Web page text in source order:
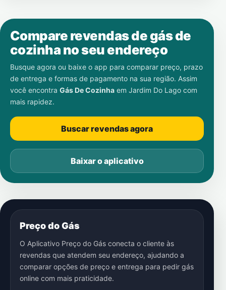
Compare revendas de gás de
cozinha no seu endereço
Busque agora ou baixe o app para comparar preço, prazo
de entrega e formas de pagamento na sua região. Assim
você encontra Gás De Cozinha em Jardim Do Lago com
mais rapidez.
Buscar revendas agora
Baixar o aplicativo
Preço do Gás
O Aplicativo Preço do Gás conecta o cliente às
revendas que atendem seu endereço, ajudando a
comparar opções de preço e entrega para pedir gás
online com mais praticidade.